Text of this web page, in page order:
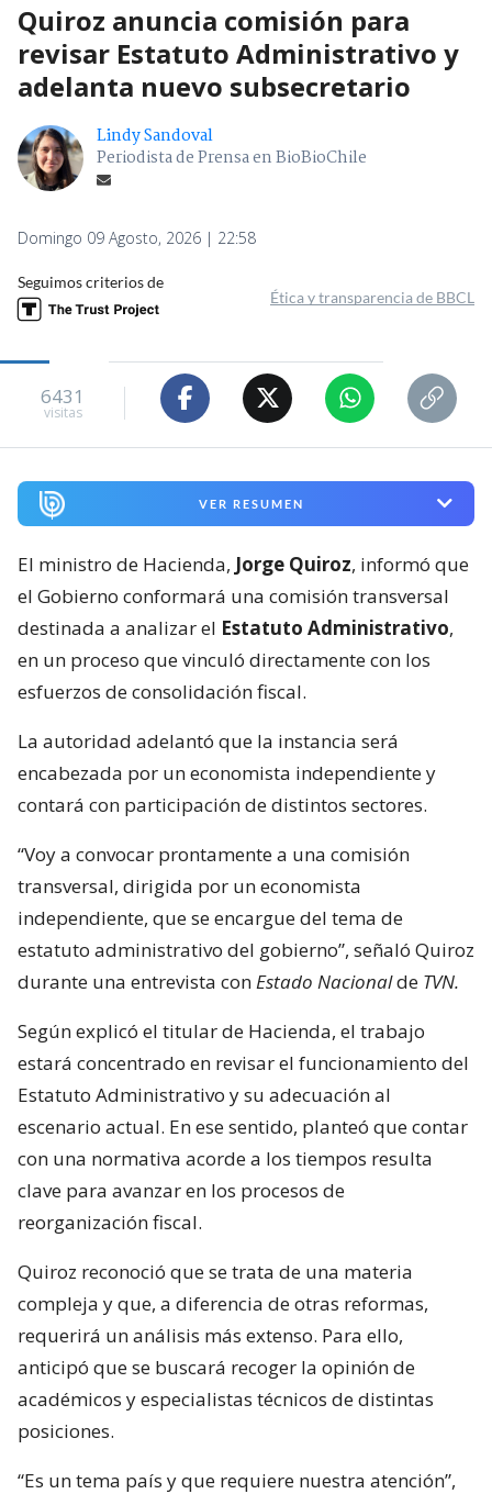
Quiroz anuncia comisión para
revisar Estatuto Administrativo y
adelanta nuevo subsecretario
Lindy Sandoval
Periodista de Prensa en BioBioChile
Domingo 09 Agosto, 2026 | 22:58
Seguimos criterios de
Ética y transparencia de BBCL
6431
visitas
VER RESUMEN
El ministro de Hacienda, Jorge Quiroz, informó que
el Gobierno conformará una comisión transversal
destinada a analizar el Estatuto Administrativo,
en un proceso que vinculó directamente con los
esfuerzos de consolidación fiscal.
La autoridad adelantó que la instancia será
encabezada por un economista independiente y
contará con participación de distintos sectores.
“Voy a convocar prontamente a una comisión
transversal, dirigida por un economista
independiente, que se encargue del tema de
estatuto administrativo del gobierno”, señaló Quiroz
durante una entrevista con Estado Nacionalde TVN.
Según explicó el titular de Hacienda, el trabajo
estará concentrado en revisar el funcionamiento del
Estatuto Administrativo y su adecuación al
escenario actual. En ese sentido, planteó que contar
con una normativa acorde a los tiempos resulta
clave para avanzar en los procesos de
reorganización fiscal.
Quiroz reconoció que se trata de una materia
compleja y que, a diferencia de otras reformas,
requerirá un análisis más extenso. Para ello,
anticipó que se buscará recoger la opinión de
académicos y especialistas técnicos de distintas
posiciones.
“Es un tema país y que requiere nuestra atención”,